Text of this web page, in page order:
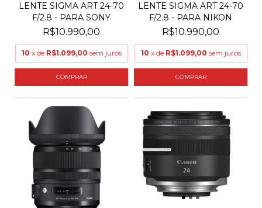
LENTE SIGMA ART 24-70
F/2.8 - PARA SONY
R$10.990,00
10 x de R$1.099,00 sem juros
LENTE SIGMA ART 24-70
F/2.8 - PARA NIKON
R$10.990,00
10 x de R$1.099,00 sem juros